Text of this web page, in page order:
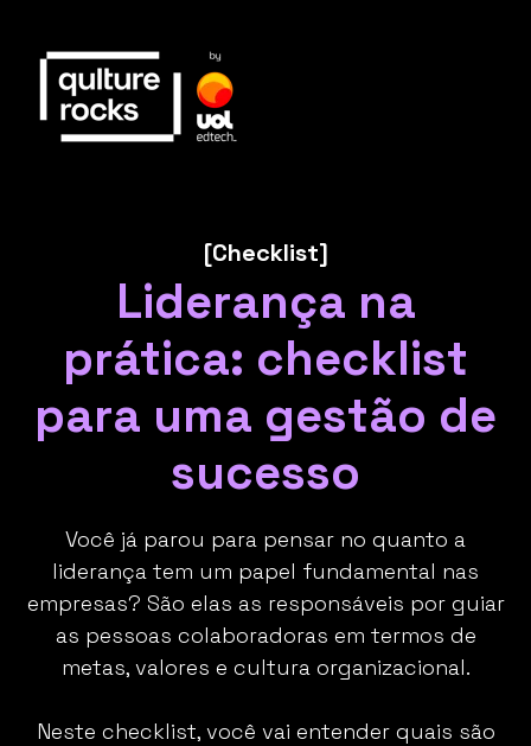
[Checklist]
Liderança na
prática: checklist
para uma gestão de
sucesso
Você já parou para pensar no quanto a
liderança tem um papel fundamental nas
empresas? São elas as responsáveis por guiar
as pessoas colaboradoras em termos de
metas, valores e cultura organizacional.
Neste checklist, você vai entender quais são